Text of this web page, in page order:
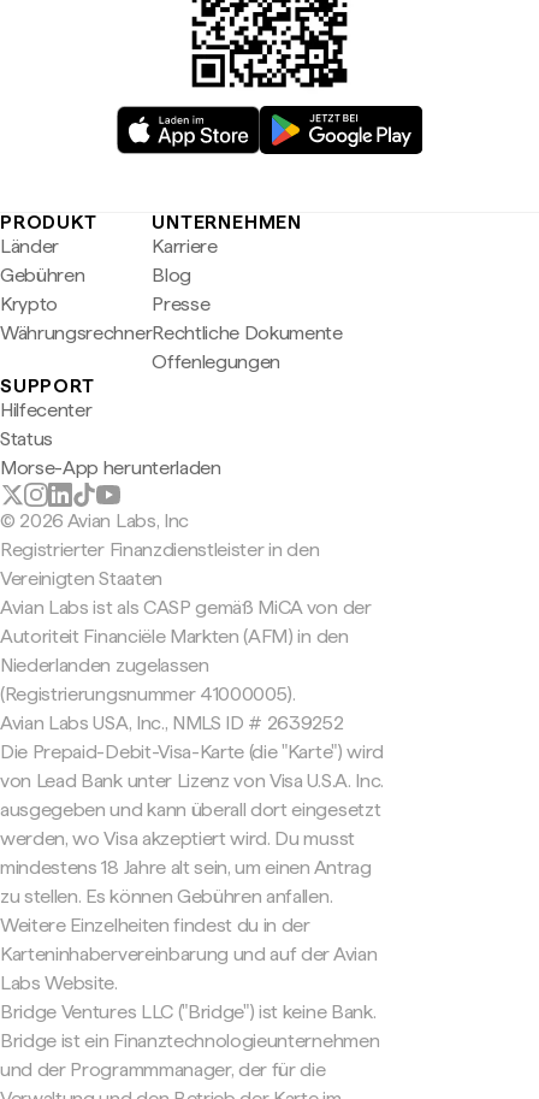
PRODUKT
Länder
Gebühren
Krypto
Währungsrechner
UNTERNEHMEN
Karriere
Blog
Presse
Rechtliche Dokumente
Offenlegungen
SUPPORT
Hilfecenter
Status
Morse-App herunterladen
© 2026 Avian Labs, Inc
Registrierter Finanzdienstleister in den
Vereinigten Staaten
Avian Labs ist als CASP gemäß MiCA von der
Autoriteit Financiële Markten (AFM) in den
Niederlanden zugelassen
(Registrierungsnummer 41000005).
Avian Labs USA, Inc., NMLS ID # 2639252
Die Prepaid-Debit-Visa-Karte (die "Karte") wird
von Lead Bank unter Lizenz von Visa U.S.A. Inc.
ausgegeben und kann überall dort eingesetzt
werden, wo Visa akzeptiert wird. Du musst
mindestens 18 Jahre alt sein, um einen Antrag
zu stellen. Es können Gebühren anfallen.
Weitere Einzelheiten findest du in der
Karteninhabervereinbarung und auf der Avian
Labs Website.
Bridge Ventures LLC ("Bridge") ist keine Bank.
Bridge ist ein Finanztechnologieunternehmen
und der Programmmanager, der für die